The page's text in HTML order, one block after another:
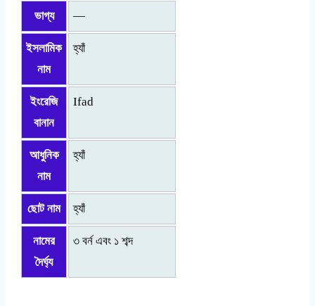
ভাগ্য —
ইসলামিক
নাম
হ্যাঁ
ইংরেজি
বানান
Ifad
আধুনিক
নাম
হ্যাঁ
ছোট নাম হ্যাঁ
নামের
দৈর্ঘ্য
৩ বর্ন এবং ১ শব্দ